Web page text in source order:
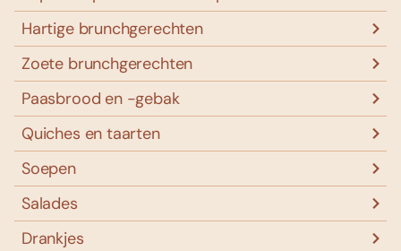
Hartige brunchgerechten
Zoete brunchgerechten
Paasbrood en -gebak
Quiches en taarten
Soepen
Salades
Drankjes